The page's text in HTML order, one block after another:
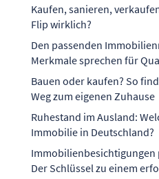
Kaufen, sanieren,
Flip wirklich?
Den passenden
Merkmale sprechen für
Bauen oder kaufen? So
Weg zum eigenen Zuhause
Ruhestand im Ausland:
Immobilie in Deutschland?
Der Schlüssel zu einem